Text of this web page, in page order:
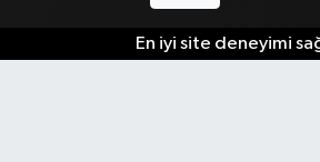
En iyi site deneyimi